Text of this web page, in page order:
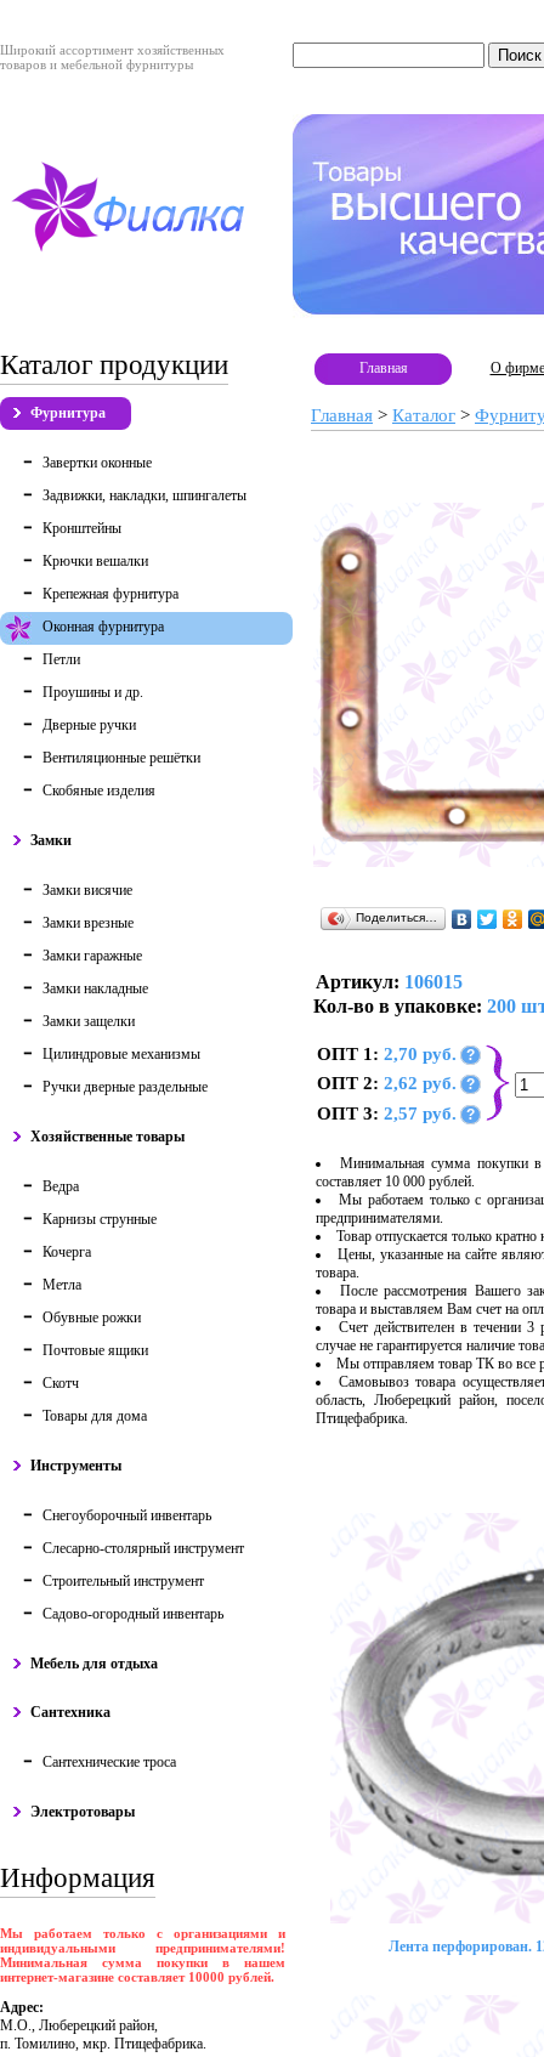
Широкий ассортимент хозяйственных
товаров и мебельной фурнитуры
Каталог продукции
Фурнитура
Завертки оконные
Задвижки, накладки, шпингалеты
Кронштейны
Крючки вешалки
Крепежная фурнитура
Оконная фурнитура
Петли
Проушины и др.
Дверные ручки
Вентиляционные решётки
Скобяные изделия
Замки
Замки висячие
Замки врезные
Замки гаражные
Замки накладные
Замки защелки
Цилиндровые механизмы
Ручки дверные раздельные
Хозяйственные товары
Ведра
Карнизы струнные
Кочерга
Метла
Обувные рожки
Почтовые ящики
Скотч
Товары для дома
Инструменты
Снегоуборочный инвентарь
Слесарно-столярный инструмент
Строительный инструмент
Садово-огородный инвентарь
Мебель для отдыха
Сантехника
Сантехнические троса
Электротовары
Информация
Мы работаем только с организациями и
индивидуальными предпринимателями!
Минимальная сумма покупки в нашем
интернет-магазине составляет 10000 рублей.
Адрес:
М.О., Люберецкий район,
п. Томилино, мкр. Птицефабрика.
Главная О фирме
Главная > Каталог >
Поделиться…
Артикул: 106015
Кол-во в упаковке: 200
ОПТ 1: 2,70 руб. ?
ОПТ 2: 2,62 руб. ?
ОПТ 3: 2,57 руб. ?
Минимальная сумма покупки в
составляет 10 000 рублей.
Мы работаем только с
предпринимателями.
Товар отпускается только
Цены, указанные на сайте
товара.
После рассмотрения Вашего
товара и выставляем Вам счет на
Счет действителен в течении
случае не гарантируется наличие
Мы отправляем товар ТК во
Самовывоз товара
область, Люберецкий район,
Птицефабрика.
Лента перфорирован.